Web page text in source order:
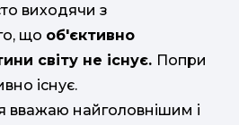
виходячи з
що об'єктивно
світу не існує. Попри
існує.
вважаю найголовнішим і